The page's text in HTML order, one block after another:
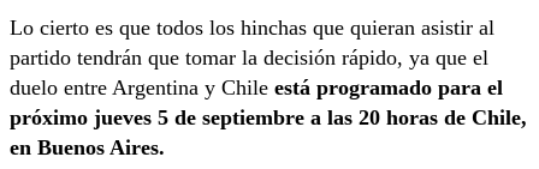
Lo cierto es que todos los hinchas que quieran asistir al
partido tendrán que tomar la decisión rápido, ya que el
duelo entre Argentina y Chile está programado para el
próximo jueves 5 de septiembre a las 20 horas de Chile,
en Buenos Aires.